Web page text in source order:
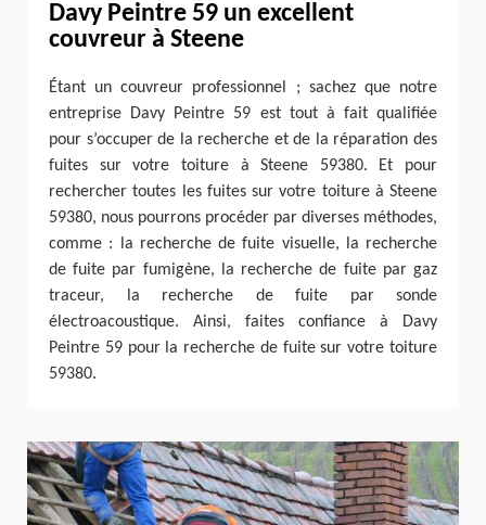
Davy Peintre 59 un excellent
couvreur à Steene
Étant un couvreur professionnel ; sachez que notre
entreprise Davy Peintre 59 est tout à fait qualifiée
pour s’occuper de la recherche et de la réparation des
fuites sur votre toiture à Steene 59380. Et pour
rechercher toutes les fuites sur votre toiture à Steene
59380, nous pourrons procéder par diverses méthodes,
comme : la recherche de fuite visuelle, la recherche
de fuite par fumigène, la recherche de fuite par gaz
traceur, la recherche de fuite par sonde
électroacoustique. Ainsi, faites confiance à Davy
Peintre 59 pour la recherche de fuite sur votre toiture
59380.